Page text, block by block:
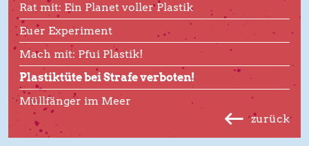
Rat mit: Ein Planet voller Plastik
Euer Experiment
Mach mit: Pfui Plastik!
Plastiktüte bei Strafe verboten!
Müllfänger im Meer
zurück